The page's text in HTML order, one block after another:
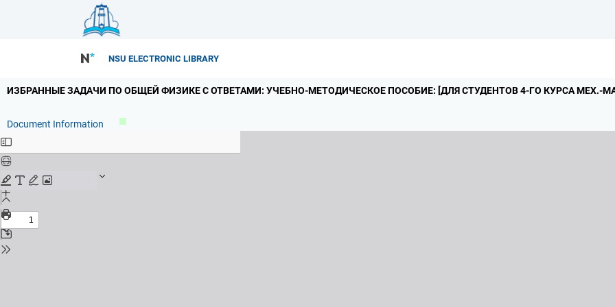
NSU ELECTRONIC LIBRARY
ИЗБРАННЫЕ ЗАДАЧИ ПО ОБЩЕЙ ФИЗИКЕ С ОТВЕТАМИ: УЧЕБНО-МЕТОДИЧЕСКОЕ ПОСОБИЕ: [ДЛЯ СТУДЕНТОВ 4-ГО КУРСА МЕХ.-
Document Information